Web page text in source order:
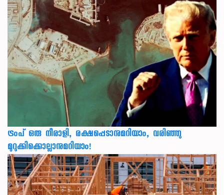
ട്രംപ് ഒരു നീരാളി, രക്ഷപ്പെടാനുമറിയാം, വരിഞ്ഞു
മുറുക്കിക്കൊല്ലാനുമറിയാം!